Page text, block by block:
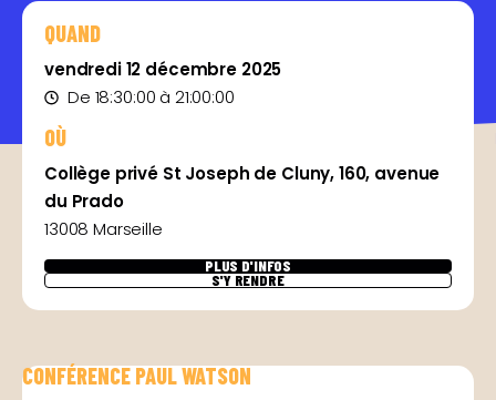
QUAND
vendredi 12 décembre 2025
De 18:30:00 à 21:00:00
OÙ
Collège privé St Joseph de Cluny, 160, avenue
du Prado
13008 Marseille
PLUS D'INFOS
S'Y RENDRE
CONFÉRENCE PAUL WATSON